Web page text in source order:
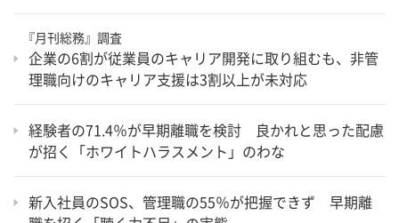
『月刊総務』調査
企業の6割が従業員のキャリア開発に取り組むも、非管
理職向けのキャリア支援は3割以上が未対応
経験者の71.4％が早期離職を検討 良かれと思った配慮
が招く「ホワイトハラスメント」のわな
新入社員のSOS、管理職の55％が把握できず 早期離